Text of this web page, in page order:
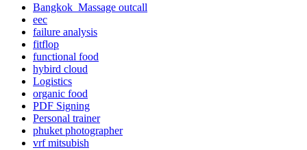
Bangkok Massage outcall
eec
failure analysis
fitflop
functional food
hybird cloud
Logistics
organic food
PDF Signing
Personal trainer
phuket photographer
vrf mitsubish